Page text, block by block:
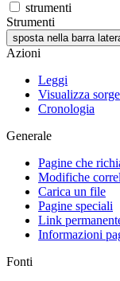
strumenti
Strumenti
sposta nella barra
Azioni
Leggi
Visualizza
Cronologia
Generale
Pagine che
Modifiche
Carica un file
Pagine speciali
Link
Informazioni
Fonti